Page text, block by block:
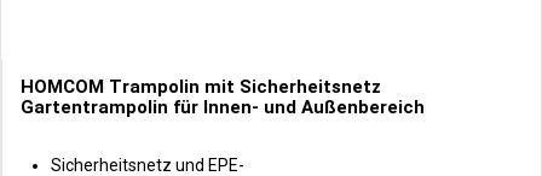
HOMCOM Trampolin mit Sicherheitsnetz
Gartentrampolin für Innen- und Außenbereich
Sicherheitsnetz und EPE-